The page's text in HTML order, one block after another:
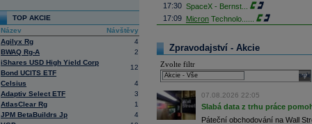
TOP AKCIE
Název
Návštěvy
Agilyx Rg
4
BWAQ Rg-A
2
iShares USD High Yield Corp
Bond UCITS ETF
12
Celsius
4
Adaptiv Select ETF
3
AtlasClear Rg
1
JPM BetaBuildrs Jp
4
17:30 SpaceX - Bernst
17:09 Micron Technolo
16:26
Objem obchodů s akciemi na
obchodů za poslední rok je 0,665
16:23 Zvýšení výroby balistických střel
nějakou dobu potrvá. Agentuře
Armin Papperger. Společná výroba
doplnit arzenál Spojeným státům,
(ČTK)
16:07 Conocophillips
Zpravodajství - Akcie
Zvolte filtr
07.08.2026 22:05
Slabá data z trhu práce
Páteční obchodování na Wall